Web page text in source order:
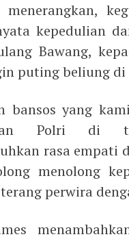
menerangkan,
kepedulian
Bawang,
puting beliung
bansos yang
Polri di
rasa empati
menolong
perwira